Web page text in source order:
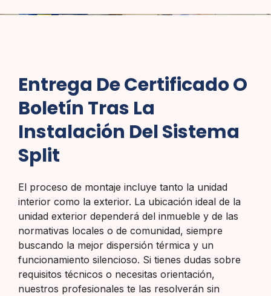
Entrega De Certificado O
Boletín Tras La
Instalación Del Sistema
Split
El proceso de montaje incluye tanto la unidad
interior como la exterior. La ubicación ideal de la
unidad exterior dependerá del inmueble y de las
normativas locales o de comunidad, siempre
buscando la mejor dispersión térmica y un
funcionamiento silencioso. Si tienes dudas sobre
requisitos técnicos o necesitas orientación,
nuestros profesionales te las resolverán sin